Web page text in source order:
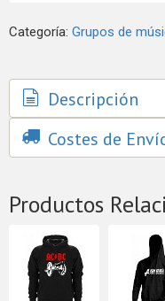
Categoría: Grupos de
Descripción
Costes de
Productos